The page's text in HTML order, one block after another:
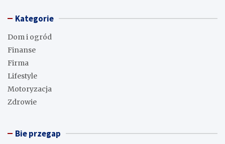
Kategorie
Dom i ogród
Finanse
Firma
Lifestyle
Motoryzacja
Zdrowie
Bie przegap